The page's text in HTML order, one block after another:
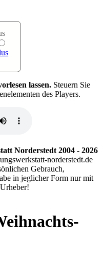
lassen. Steuern Sie
des Players.
Norderstedt 2004 - 2026
norderstedt.de
Gebrauch,
in jeglicher Form nur mit